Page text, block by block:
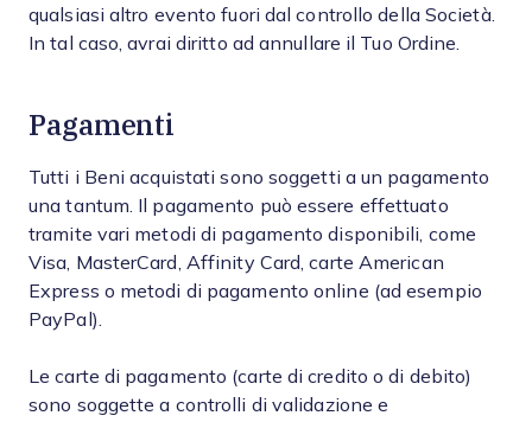
qualsiasi altro evento fuori dal controllo della Società.
In tal caso, avrai diritto ad annullare il Tuo Ordine.
Pagamenti
Tutti i Beni acquistati sono soggetti a un pagamento
una tantum. Il pagamento può essere effettuato
tramite vari metodi di pagamento disponibili, come
Visa, MasterCard, Affinity Card, carte American
Express o metodi di pagamento online (ad esempio
PayPal).
Le carte di pagamento (carte di credito o di debito)
sono soggette a controlli di validazione e